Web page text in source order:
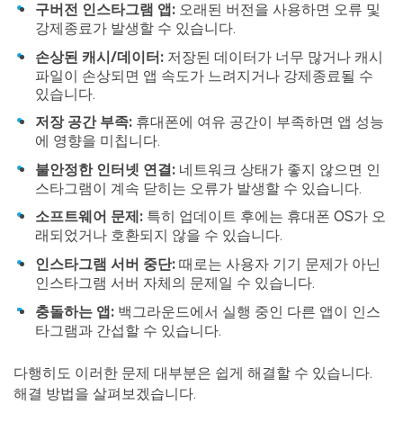
구버전 인스타그램 앱: 오래된 버전을 사용하면 오류 및
강제종료가 발생할 수 있습니다.
손상된 캐시/데이터: 저장된 데이터가 너무 많거나 캐시
파일이 손상되면 앱 속도가 느려지거나 강제종료될 수
있습니다.
저장 공간 부족: 휴대폰에 여유 공간이 부족하면 앱 성능
에 영향을 미칩니다.
불안정한 인터넷 연결: 네트워크 상태가 좋지 않으면 인
스타그램이 계속 닫히는 오류가 발생할 수 있습니다.
소프트웨어 문제: 특히 업데이트 후에는 휴대폰 OS가 오
래되었거나 호환되지 않을 수 있습니다.
인스타그램 서버 중단: 때로는 사용자 기기 문제가 아닌
인스타그램 서버 자체의 문제일 수 있습니다.
충돌하는 앱: 백그라운드에서 실행 중인 다른 앱이 인스
타그램과 간섭할 수 있습니다.
다행히도 이러한 문제 대부분은 쉽게 해결할 수 있습니다.
해결 방법을 살펴보겠습니다.